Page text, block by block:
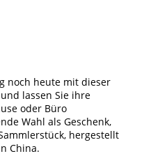
noch heute mit dieser
lassen Sie ihre
oder Büro
Wahl als Geschenk,
hergestellt
China.